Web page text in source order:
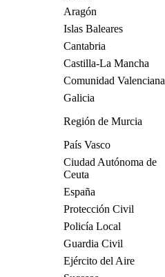
Aragón
Islas Baleares
Cantabria
Castilla-La Mancha
Comunidad Valenciana
Galicia
Región de Murcia
País Vasco
Ciudad Autónoma de
Ceuta
España
Protección Civil
Policía Local
Guardia Civil
Ejército del Aire